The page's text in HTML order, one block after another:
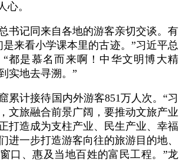
心。
书记同来自各地的游客亲切交谈。有
是来看小学课本里的古迹。”习近平总
都是慕名而来啊！中华文明博大精
实地去寻溯。”
累计接待国内外游客851万人次。“习
文旅融合前景广阔，要推动文旅产业
打造成为支柱产业、民生产业、幸福
进一步打造游客向往的旅游目的地、
口、惠及当地百姓的富民工程。”龙